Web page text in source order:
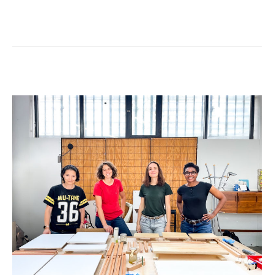
Concevoir
un
meuble
à
Villeneuve
d’Ascq
–
Ateliers
CRAAFT